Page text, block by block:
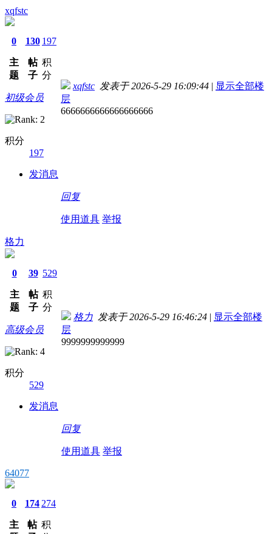
xqfstc
0
主
题
130
帖
子
197
积
分
初级会员
积分
197
发消息
xqfstc 发表于 2026-5-29 16:09:44 | 显示全部楼
层
6666666666666666666
回复
使用道具 举报
格力
0
主
题
39
帖
子
529
积
分
高级会员
积分
529
发消息
格力 发表于 2026-5-29 16:46:24 | 显示全部楼
层
9999999999999
回复
使用道具 举报
64077
0
主
174
帖
274
积